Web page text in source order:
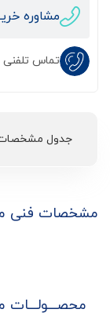
مشاوره
تماس تلفنی
جدول
مشخصات فنی
محصـــولـــات